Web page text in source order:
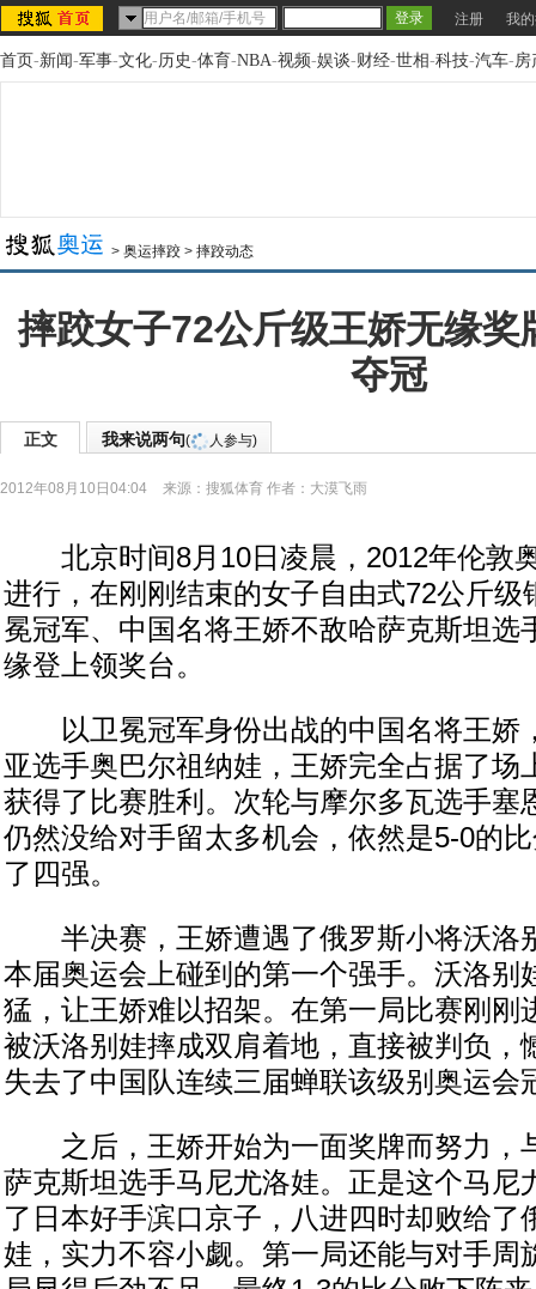
注册 我
首页-新闻-军事-文化-历史-体育-NBA-视频-娱谈-财经-世相-科技-汽车-房
> 奥运摔跤 > 摔跤动态
摔跤女子72公斤级王娇无缘奖
夺冠
正文 我来说两句( 人参与)
2012年08月10日04:04 来源： 搜狐体育 作者：大漠飞雨
北京时间8月10日凌晨，2012年伦敦
进行，在刚刚结束的女子自由式72公斤级
冕冠军、中国名将王娇不敌哈萨克斯坦选
缘登上领奖台。
以卫冕冠军身份出战的中国名将王娇
亚选手奥巴尔祖纳娃，王娇完全占据了场
获得了比赛胜利。次轮与摩尔多瓦选手塞
仍然没给对手留太多机会，依然是5-0的
了四强。
半决赛，王娇遭遇了俄罗斯小将沃洛
本届奥运会上碰到的第一个强手。沃洛别
猛，让王娇难以招架。在第一局比赛刚刚
被沃洛别娃摔成双肩着地，直接被判负，
失去了中国队连续三届蝉联该级别奥运会
之后，王娇开始为一面奖牌而努力，
萨克斯坦选手马尼尤洛娃。正是这个马尼
了日本好手滨口京子，八进四时却败给了
娃，实力不容小觑。第一局还能与对手周